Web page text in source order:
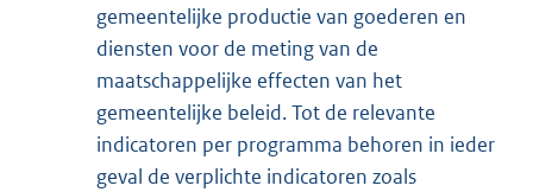
gemeentelijke productie van goederen en
diensten voor de meting van de
maatschappelijke effecten van het
gemeentelijke beleid. Tot de relevante
indicatoren per programma behoren in ieder
geval de verplichte indicatoren zoals